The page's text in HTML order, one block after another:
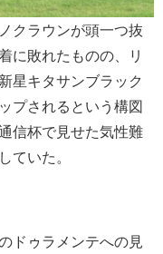
クラウンが頭一つ抜
に敗れたものの、リ
星キタサンブラック
プされるという構図
信杯で見せた気性難
ていた。
ドゥラメンテへの見